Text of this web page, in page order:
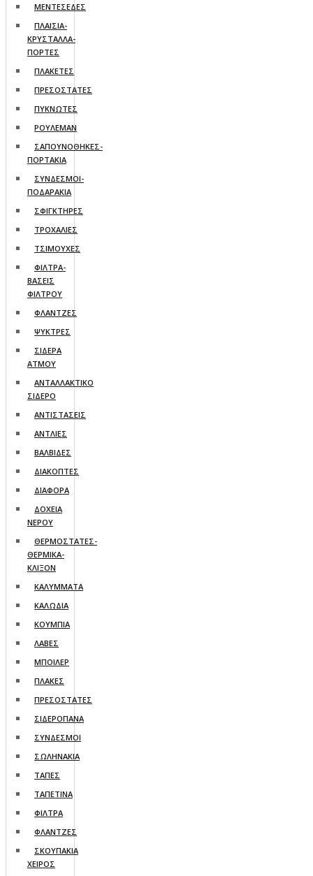
ΜΕΝΤΕΣΕΔΕΣ
ΠΛΑΙΣΙΑ-
ΚΡΥΣΤΑΛΛΑ-
ΠΟΡΤΕΣ
ΠΛΑΚΕΤΕΣ
ΠΡΕΣΟΣΤΑΤΕΣ
ΠΥΚΝΩΤΕΣ
ΡΟΥΛΕΜΑΝ
ΣΑΠΟΥΝΟΘΗΚΕΣ-
ΠΟΡΤΑΚΙΑ
ΣΥΝΔΕΣΜΟΙ-
ΠΟΔΑΡΑΚΙΑ
ΣΦΙΓΚΤΗΡΕΣ
ΤΡΟΧΑΛΙΕΣ
ΤΣΙΜΟΥΧΕΣ
ΦΙΛΤΡΑ-
ΒΑΣΕΙΣ
ΦΙΛΤΡΟΥ
ΦΛΑΝΤΖΕΣ
ΨΥΚΤΡΕΣ
ΣΙΔΕΡΑ
ΑΤΜΟΥ
ΑΝΤΑΛΛΑΚΤΙΚΟ
ΣΙΔΕΡΟ
ΑΝΤΙΣΤΑΣΕΙΣ
ΑΝΤΛΙΕΣ
ΒΑΛΒΙΔΕΣ
ΔΙΑΚΟΠΤΕΣ
ΔΙΑΦΟΡΑ
ΔΟΧΕΙΑ
ΝΕΡΟΥ
ΘΕΡΜΟΣΤΑΤΕΣ-
ΘΕΡΜΙΚΑ-
ΚΛΙΞΟΝ
ΚΑΛΥΜΜΑΤΑ
ΚΑΛΩΔΙΑ
ΚΟΥΜΠΙΑ
ΛΑΒΕΣ
ΜΠΟΙΛΕΡ
ΠΛΑΚΕΣ
ΠΡΕΣΟΣΤΑΤΕΣ
ΣΙΔΕΡΟΠΑΝΑ
ΣΥΝΔΕΣΜΟΙ
ΣΩΛΗΝΑΚΙΑ
ΤΑΠΕΣ
ΤΑΠΕΤΙΝΑ
ΦΙΛΤΡΑ
ΦΛΑΝΤΖΕΣ
ΣΚΟΥΠΑΚΙΑ
ΧΕΙΡΟΣ